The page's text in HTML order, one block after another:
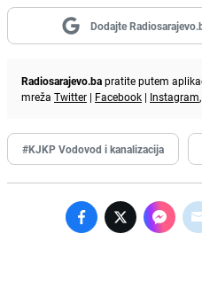
Dodajte
Radiosarajevo.bapratite putem
mreža Twitter | Facebook | Instagram
#KJKP Vodovod i kanalizacija